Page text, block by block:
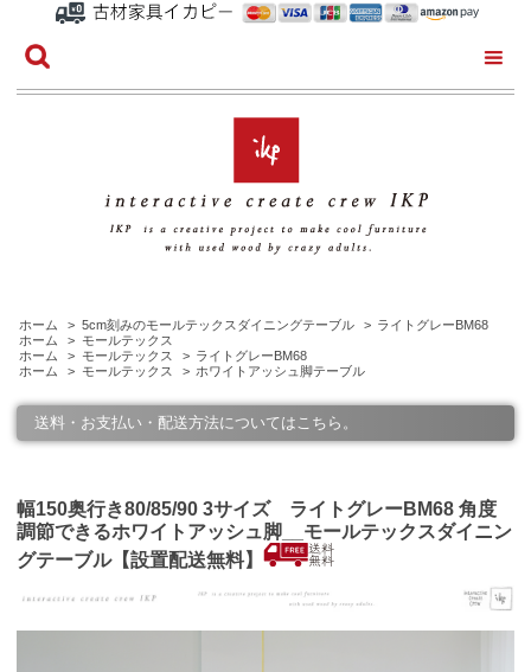
ホーム > 5cm刻みのモールテックスダイニングテーブル > ライトグレーBM68
ホーム
> モールテックス
ホーム
> モールテックス > ライトグレーBM68
ホーム
> モールテックス > ホワイトアッシュ脚テーブル
送料・お支払い・配送方法についてはこちら。
幅150奥行き80/85/90 3サイズ ライトグレーBM68 角度
調節できるホワイトアッシュ脚__モールテックスダイニン
グテーブル【設置配送無料】